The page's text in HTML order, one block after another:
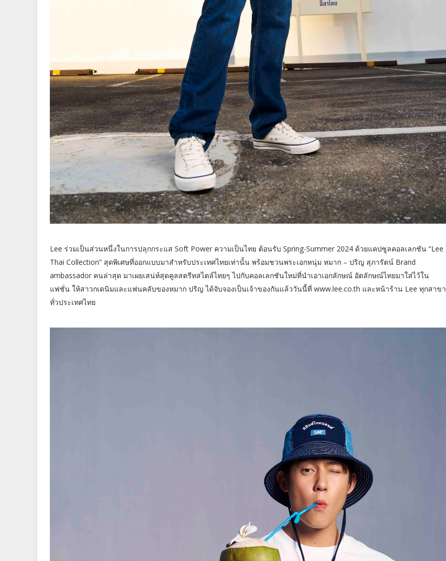
Lee ร่วมเป็นส่วนหนึ่งในการปลุกกระแส Soft Power ความเป็นไทย ต้อนรับ Spring-Summer 2024 ด้วยแคปซูลคอลเลกชัน “Lee
Thai Collection” สุดพิเศษที่ออกแบบมาสำหรับประเทศไทยเท่านั้น พร้อมชวนพระเอกหนุ่ม หมาก – ปริญ สุภารัตน์ Brand
ambassador คนล่าสุด มาเผยเสน่ห์สุดคูลสตรีทสไตล์ไทยๆ ไปกับคอลเลกชันใหม่ที่นำเอาเอกลักษณ์ อัตลักษณ์ไทยมาใส่ไว้ใน
แฟชั่น ให้สาวกเดนิมและแฟนคลับของหมาก ปริญ ได้จับจองเป็นเจ้าของกันแล้ววันนี้ที่ www.lee.co.th และหน้าร้าน Lee ทุกสาขา
ทั่วประเทศไทย